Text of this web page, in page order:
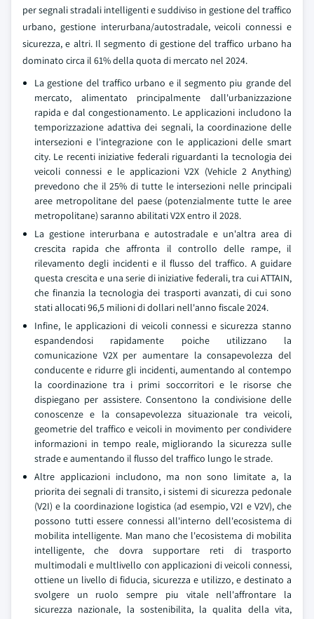
per segnali stradali intelligenti e suddiviso in gestione del traffico
urbano, gestione interurbana/autostradale, veicoli connessi e
sicurezza, e altri. Il segmento di gestione del traffico urbano ha
dominato circa il 61% della quota di mercato nel 2024.
La gestione del traffico urbano e il segmento piu grande del
mercato, alimentato principalmente dall'urbanizzazione
rapida e dal congestionamento. Le applicazioni includono la
temporizzazione adattiva dei segnali, la coordinazione delle
intersezioni e l'integrazione con le applicazioni delle smart
city. Le recenti iniziative federali riguardanti la tecnologia dei
veicoli connessi e le applicazioni V2X (Vehicle 2 Anything)
prevedono che il 25% di tutte le intersezioni nelle principali
aree metropolitane del paese (potenzialmente tutte le aree
metropolitane) saranno abilitati V2X entro il 2028.
La gestione interurbana e autostradale e un'altra area di
crescita rapida che affronta il controllo delle rampe, il
rilevamento degli incidenti e il flusso del traffico. A guidare
questa crescita e una serie di iniziative federali, tra cui ATTAIN,
che finanzia la tecnologia dei trasporti avanzati, di cui sono
stati allocati 96,5 milioni di dollari nell'anno fiscale 2024.
Infine, le applicazioni di veicoli connessi e sicurezza stanno
espandendosi rapidamente poiche utilizzano la
comunicazione V2X per aumentare la consapevolezza del
conducente e ridurre gli incidenti, aumentando al contempo
la coordinazione tra i primi soccorritori e le risorse che
dispiegano per assistere. Consentono la condivisione delle
conoscenze e la consapevolezza situazionale tra veicoli,
geometrie del traffico e veicoli in movimento per condividere
informazioni in tempo reale, migliorando la sicurezza sulle
strade e aumentando il flusso del traffico lungo le strade.
Altre applicazioni includono, ma non sono limitate a, la
priorita dei segnali di transito, i sistemi di sicurezza pedonale
(V2I) e la coordinazione logistica (ad esempio, V2I e V2V), che
possono tutti essere connessi all'interno dell'ecosistema di
mobilita intelligente. Man mano che l'ecosistema di mobilita
intelligente, che dovra supportare reti di trasporto
multimodali e multlivello con applicazioni di veicoli connessi,
ottiene un livello di fiducia, sicurezza e utilizzo, e destinato a
svolgere un ruolo sempre piu vitale nell'affrontare la
sicurezza nazionale, la sostenibilita, la qualita della vita,